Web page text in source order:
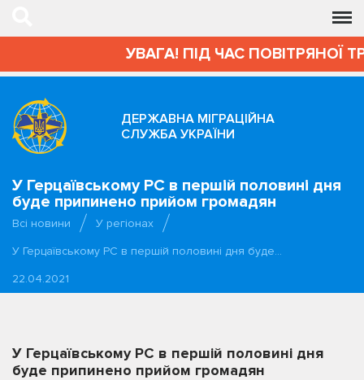
УВАГА! ПІД ЧАС ПОВІТРЯНОЇ
ДЕРЖАВНА МІГРАЦІЙНА
СЛУЖБА УКРАЇНИ
У Герцаївському РС в першій половині дня
буде припинено прийом громадян
Всі новини
У регіонах
У Герцаївському РС в першій половині дня буде…
22.04.2021
У Герцаївському РС в першій половині дня
буде припинено прийом громадян